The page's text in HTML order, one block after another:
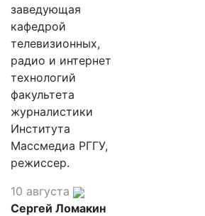
заведующая
кафедрой
телевизионных,
радио и интернет
технологий
факультета
журналистики
Института
Массмедиа РГГУ,
режиссер.
10 августа
Сергей Ломакин